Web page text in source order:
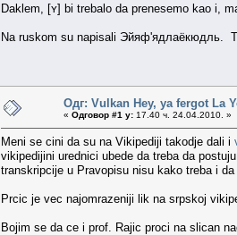
Daklem, [ʏ] bi trebalo da prenesemo kao i,
Na ruskom su napisali Эйяф'ядлаёкюдль.
Одг: Vulkan Hey, ya fergot La
« Одговор #1 у: 17.40 ч. 24.04.2010. »
Meni se cini da su na Vikipediji takodje dali i
vikipedijini urednici ubede da treba da
transkripcije u Pravopisu nisu kako treba i
Prcic je vec najomrazeniji lik na srpskoj
Bojim se da ce i prof. Rajic proci na slican